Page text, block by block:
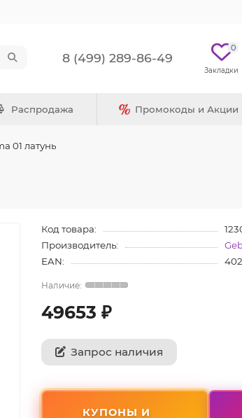
8 (499) 289-86-49
0
Распродажа Промокоды и Акции
01 латунь
Код товара:
Производитель:
EAN:
49653 ₽
Запрос наличия
КУПОНЫ И